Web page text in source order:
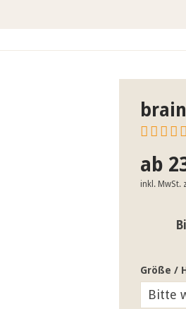
ab
inkl. MwSt.
Größe /